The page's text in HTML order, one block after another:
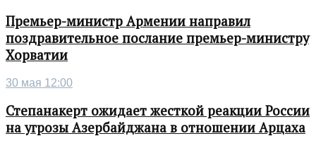
Премьер-министр Армении направил
поздравительное послание премьер-министру
Хорватии
30 мая 12:00
Степанакерт ожидает жесткой реакции России
на угрозы Азербайджана в отношении Арцаха